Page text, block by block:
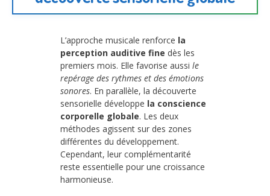
L’approche musicale renforce la
perception auditive fine dès les
premiers mois. Elle favorise aussi le
repérage des rythmes et des émotions
sonores. En parallèle, la découverte
sensorielle développe la conscience
corporelle globale. Les deux
méthodes agissent sur des zones
différentes du développement.
Cependant, leur complémentarité
reste essentielle pour une croissance
harmonieuse.